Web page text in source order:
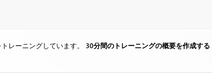
レーニングしています。 30分間のトレーニングの概要を作成する